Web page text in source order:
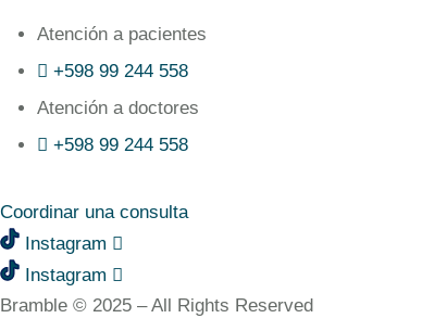
Atención a pacientes
+598 99 244 558
Atención a doctores
+598 99 244 558‬‬
Coordinar una consulta
Instagram
Instagram
Bramble © 2025 – All Rights Reserved